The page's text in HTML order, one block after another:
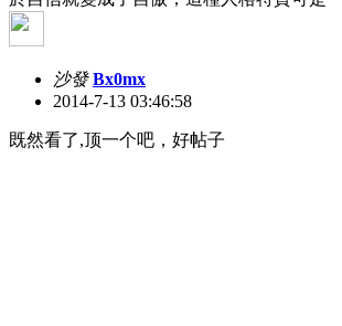
沙發 Bx0mx
2014-7-13 03:46:58
既然看了,顶一个吧，好帖子